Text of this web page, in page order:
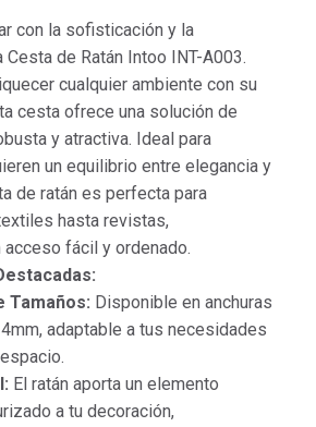
con la sofisticación y la
de Ratán Intoo INT-A003.
cualquier ambiente con su
cesta ofrece una solución de
y atractiva. Ideal para
un equilibrio entre elegancia y
de ratán es perfecta para
hasta revistas,
fácil y ordenado.
Tamaños: Disponible en anchuras
adaptable a tus necesidades
El ratán aporta un elemento
a tu decoración,